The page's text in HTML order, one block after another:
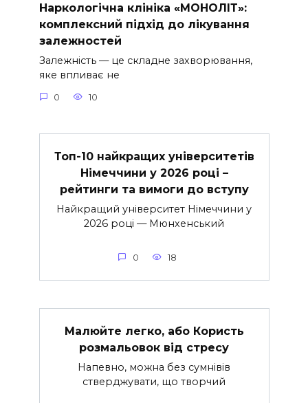
Наркологічна клініка «МОНОЛІТ»:
комплексний підхід до лікування
залежностей
Залежність — це складне захворювання,
яке впливає не
0 10
Топ-10 найкращих університетів
Німеччини у 2026 році –
рейтинги та вимоги до вступу
Найкращий університет Німеччини у
2026 році — Мюнхенський
0 18
Малюйте легко, або Користь
розмальовок від стресу
Напевно, можна без сумнівів
стверджувати, що творчий